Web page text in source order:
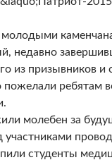
недавно
из призывников и
ребятам
молебен за
студенты